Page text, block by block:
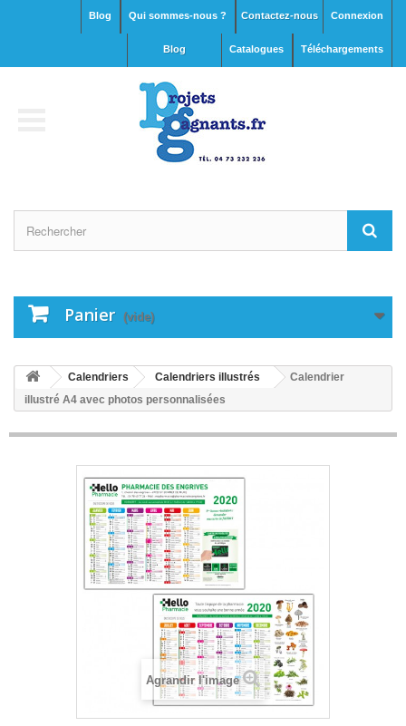
Connexion
Contactez-nous
Qui sommes-nous ?
Blog
Téléchargements
Catalogues
blog
Panier (vide)
Calendriers Calendriers illustrés
Calendrier
illustré A4 avec photos personnalisées
Agrandir l'image